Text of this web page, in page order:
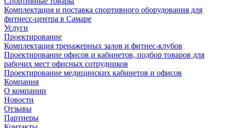
Комплектация и поставка спортивного оборудования для
фитнесс-центра в Самаре
Услуги
Проектирование
Комплектация тренажерных залов и фитнес-клубов
Проектирование офисов и кабинетов, подбор товаров для
рабочих мест офисных сотрудников
Проектирование медицинских кабинетов и офисов
Компания
О компании
Новости
Отзывы
Партнеры